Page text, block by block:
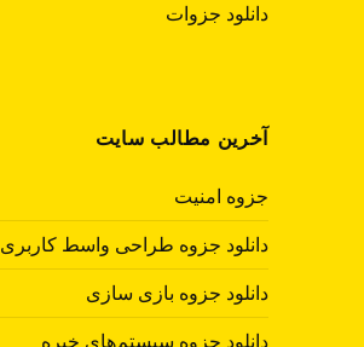
دانلود جزوات
آخرین مطالب سایت
جزوه امنیت
دانلود جزوه طراحی واسط کاربری
دانلود جزوه بازی سازی
دانلود جزوه سیستم‌های خبره